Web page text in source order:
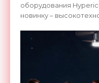
оборудования
новинку –